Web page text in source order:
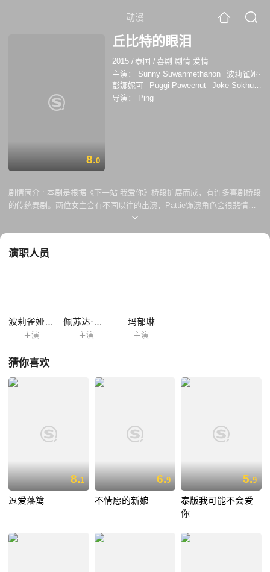
动漫
8.0
丘比特的眼泪
2015 / 泰国 /喜剧 剧情 爱情
主演：
Sunny Suwanmethanon
波莉雀娅·
彭娜妮可
Puggi Paweenut
Joke Sokhun
Ungsumalynn
导演： Ping
剧情简介 : 本剧是根据《下一站 我爱你》桥段扩展而成，有许多喜剧桥段
的传统泰剧。两位女主会有不同以往的出演，Pattie饰演角色会很悲情，
Ice Preechaya女扮男装也颇具亮点。讲述大家族的老夫人病了，久未谋
演职人员
波莉雀娅·彭娜妮可
主演
佩苏达·坑孔伽
主演
玛郁琳
主演
猜你喜欢
8.1
逗爱藩篱
6.9
不情愿的新娘
5.9
泰版我可能不会爱
你